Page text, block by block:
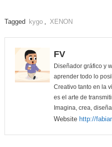
Tagged kygo XENON
FV
Diseñador gráfico y
aprender todo lo
Creativo tanto en la
es el arte de
Imagina, crea,
Website http://